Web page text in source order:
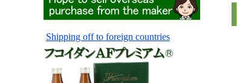
Shipping off to foreign countries